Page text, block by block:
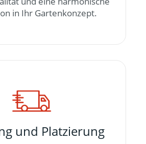
in Ihr Gartenkonzept.
und Platzierung